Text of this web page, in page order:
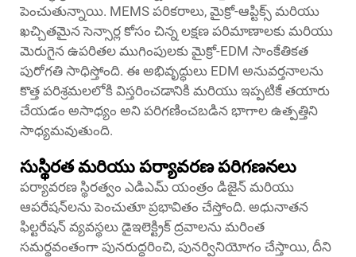
పెంచుతున్నాయి. MEMS పరికరాలు, మైక్రో-ఆప్టిక్స్ మరియు
ఖచ్చితమైన సెన్సార్ల కోసం చిన్న లక్షణ పరిమాణాలకు మరియు
మెరుగైన ఉపరితల ముగింపులకు మైక్రో-EDM సాంకేతికత
పురోగతి సాధిస్తోంది. ఈ అభివృద్ధులు EDM అనువర్తనాలను
కొత్త పరిశ్రమలలోకి విస్తరించడానికి మరియు ఇప్పటికే తయారు
చేయడం అసాధ్యం అని పరిగణించబడిన భాగాల ఉత్పత్తిని
సాధ్యమవుతుంది.
సుస్థిరత మరియు పర్యావరణ పరిగణనలు
పర్యావరణ స్థిరత్వం ఎడిఎమ్ యంత్రం డిజైన్ మరియు
ఆపరేషన్‌లను పెంచుతూ ప్రభావితం చేస్తోంది. అధునాతన
ఫిల్టరేషన్ వ్యవస్థలు డైఇలెక్ట్రిక్ ద్రవాలను మరింత
సమర్థవంతంగా పునరుద్ధరించి, పునర్వినియోగం చేస్తాయి, దీని